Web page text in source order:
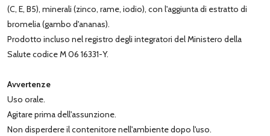
(C, E, B5), minerali (zinco, rame, iodio), con l'aggiunta di estratto di
bromelia (gambo d'ananas).
Prodotto incluso nel registro degli integratori del Ministero della
Salute codice M 06 16331-Y.
Avvertenze
Uso orale.
Agitare prima dell'assunzione.
Non disperdere il contenitore nell'ambiente dopo l'uso.